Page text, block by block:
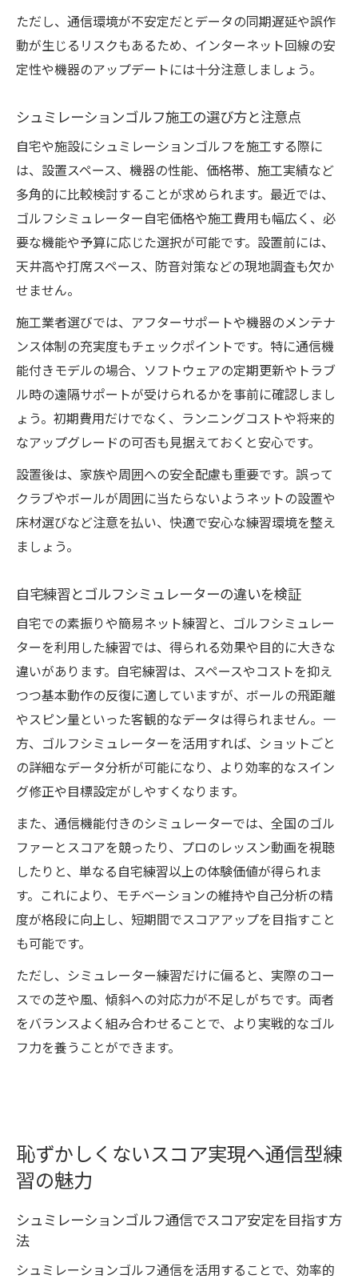
ただし、通信環境が不安定だとデータの同期遅延や誤作
動が生じるリスクもあるため、インターネット回線の安
定性や機器のアップデートには十分注意しましょう。
シュミレーションゴルフ施工の選び方と注意点
自宅や施設にシュミレーションゴルフを施工する際に
は、設置スペース、機器の性能、価格帯、施工実績など
多角的に比較検討することが求められます。最近では、
ゴルフシミュレーター自宅価格や施工費用も幅広く、必
要な機能や予算に応じた選択が可能です。設置前には、
天井高や打席スペース、防音対策などの現地調査も欠か
せません。
施工業者選びでは、アフターサポートや機器のメンテナ
ンス体制の充実度もチェックポイントです。特に通信機
能付きモデルの場合、ソフトウェアの定期更新やトラブ
ル時の遠隔サポートが受けられるかを事前に確認しまし
ょう。初期費用だけでなく、ランニングコストや将来的
なアップグレードの可否も見据えておくと安心です。
設置後は、家族や周囲への安全配慮も重要です。誤って
クラブやボールが周囲に当たらないようネットの設置や
床材選びなど注意を払い、快適で安心な練習環境を整え
ましょう。
自宅練習とゴルフシミュレーターの違いを検証
自宅での素振りや簡易ネット練習と、ゴルフシミュレー
ターを利用した練習では、得られる効果や目的に大きな
違いがあります。自宅練習は、スペースやコストを抑え
つつ基本動作の反復に適していますが、ボールの飛距離
やスピン量といった客観的なデータは得られません。一
方、ゴルフシミュレーターを活用すれば、ショットごと
の詳細なデータ分析が可能になり、より効率的なスイン
グ修正や目標設定がしやすくなります。
また、通信機能付きのシミュレーターでは、全国のゴル
ファーとスコアを競ったり、プロのレッスン動画を視聴
したりと、単なる自宅練習以上の体験価値が得られま
す。これにより、モチベーションの維持や自己分析の精
度が格段に向上し、短期間でスコアアップを目指すこと
も可能です。
ただし、シミュレーター練習だけに偏ると、実際のコー
スでの芝や風、傾斜への対応力が不足しがちです。両者
をバランスよく組み合わせることで、より実戦的なゴル
フ力を養うことができます。
恥ずかしくないスコア実現へ通信型練
習の魅力
シュミレーションゴルフ通信でスコア安定を目指す方
法
シュミレーションゴルフ通信を活用することで、効率的